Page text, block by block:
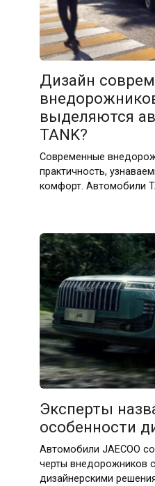
Дизайн
выделяются
TANK?
Современные
практичность,
комфорт. Автомобили
Эксперты
особенности
Автомобили JAECOO
черты внедорожников
дизайнерскими